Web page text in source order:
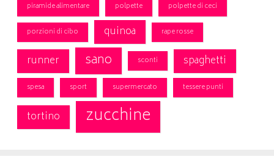
piramide alimentare polpette polpette di ceci
porzioni di cibo quinoa rape rosse
runner sano sconti spaghetti
spesa sport supermercato tessere punti
tortino zucchine